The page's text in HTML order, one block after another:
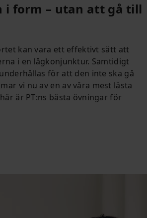
i form – utan att gå till
kan vara ett effektivt sätt att
i en lågkonjunktur. Samtidigt
för att den inte ska gå
vi nu av en av våra mest lästa
är PT:ns bästa övningar för